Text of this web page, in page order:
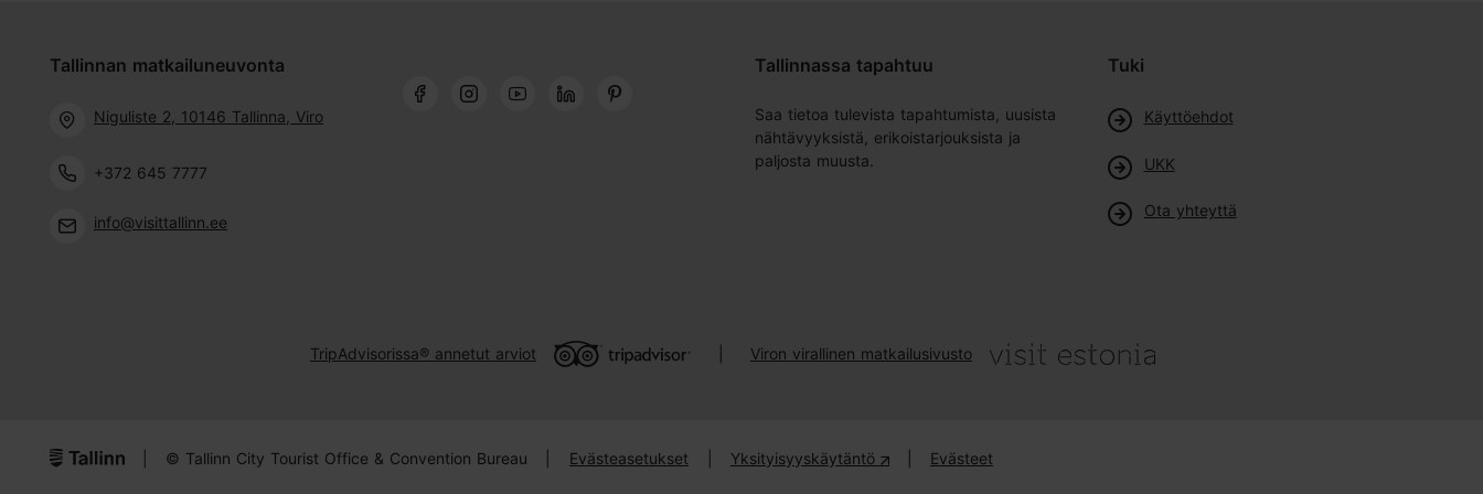
Tallinnan matkailuneuvonta
Niguliste 2, 10146 Tallinna, Viro
+372 645 7777
info@visittallinn.ee
Tallinnassa tapahtuu
Saa tietoa tulevista tapahtumista, uusista
nähtävyyksistä, erikoistarjouksista ja
paljosta muusta.
Tuki
Käyttöehdot
UKK
Ota yhteyttä
TripAdvisorissa® annetut arviot Viron virallinen matkailusivusto
© Tallinn City Tourist Office & Convention Bureau Evästeasetukset Yksityisyyskäytäntö Evästeet